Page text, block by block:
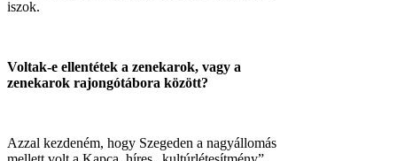
iszok.
Voltak-e ellentétek a zenekarok, vagy a
zenekarok rajongótábora között?
Azzal kezdeném, hogy Szegeden a nagyállomás